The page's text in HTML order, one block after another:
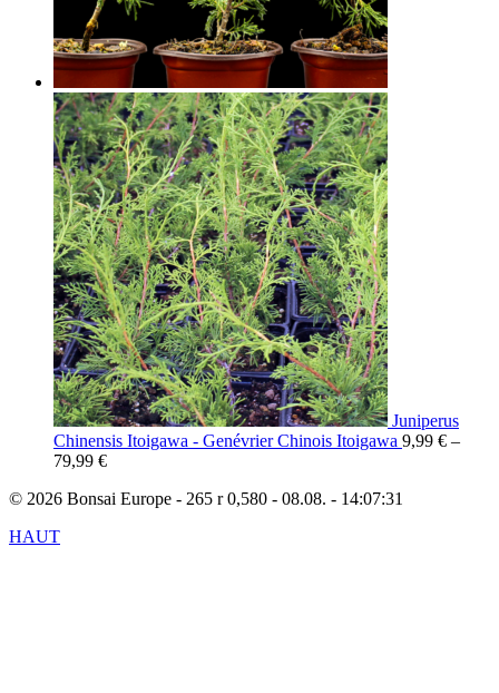
Juniperus
Chinensis Itoigawa - Genévrier Chinois Itoigawa 9,99 € –
79,99 €
© 2026 Bonsai Europe - 265 r 0,580 - 08.08. - 14:07:31
HAUT